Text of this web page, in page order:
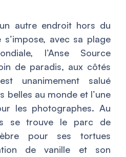
autre endroit hors du
avec sa plage
l’Anse Source
de paradis, aux côtés
unanimement salué
belles au monde et l’une
les photographes. Au
se trouve le parc de
pour ses tortues
de vanille et son